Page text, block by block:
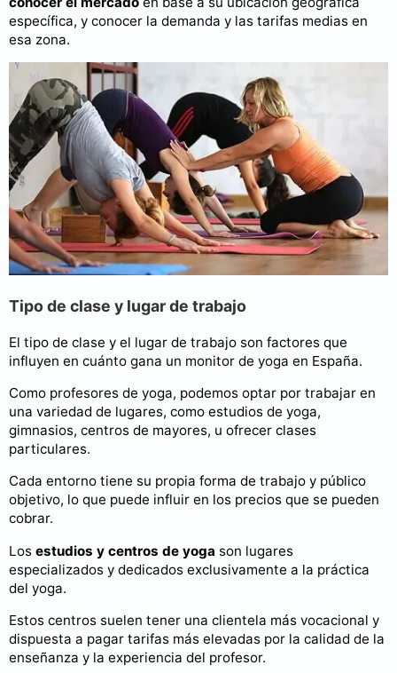
específica, y conocer la demanda y las tarifas medias en
esa zona.
Tipo de clase y lugar de trabajo
El tipo de clase y el lugar de trabajo son factores que
influyen en cuánto gana un monitor de yoga en España.
Como profesores de yoga, podemos optar por trabajar en
una variedad de lugares, como estudios de yoga,
gimnasios, centros de mayores, u ofrecer clases
particulares.
Cada entorno tiene su propia forma de trabajo y público
objetivo, lo que puede influir en los precios que se pueden
cobrar.
Los estudios y centros de yoga son lugares
especializados y dedicados exclusivamente a la práctica
del yoga.
Estos centros suelen tener una clientela más vocacional y
dispuesta a pagar tarifas más elevadas por la calidad de la
enseñanza y la experiencia del profesor.